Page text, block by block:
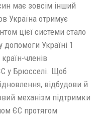
має зовсім інший
Україна отримує
цієї системи стало
допомоги Україні 1
членів
у Брюсселі. Щоб
відбудови й
механізм підтримки
ЄС протягом